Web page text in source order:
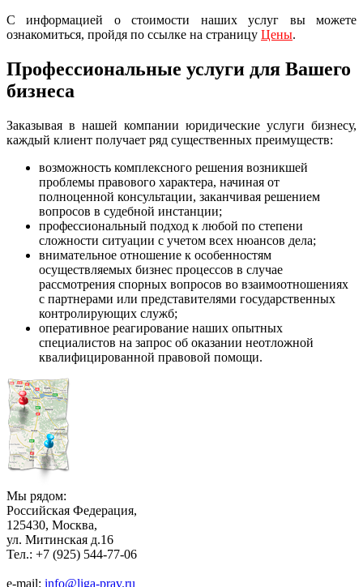
С информацией о стоимости наших услуг вы можете
ознакомиться, пройдя по ссылке на страницу Цены.
Профессиональные услуги для Вашего
бизнеса
Заказывая в нашей компании юридические услуги бизнесу,
каждый клиент получает ряд существенных преимуществ:
возможность комплексного решения возникшей
проблемы правового характера, начиная от
полноценной консультации, заканчивая решением
вопросов в судебной инстанции;
профессиональный подход к любой по степени
сложности ситуации с учетом всех нюансов дела;
внимательное отношение к особенностям
осуществляемых бизнес процессов в случае
рассмотрения спорных вопросов во взаимоотношениях
с партнерами или представителями государственных
контролирующих служб;
оперативное реагирование наших опытных
специалистов на запрос об оказании неотложной
квалифицированной правовой помощи.
Мы рядом:
Российская Федерация,
125430, Москва,
ул. Митинская д.16
Тел.: +7 (925) 544-77-06
e-mail: info@liga-prav.ru